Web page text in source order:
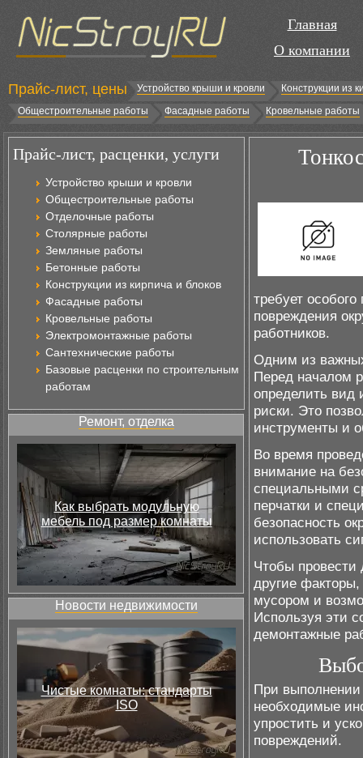
Главная
О компании
Прайс-лист, цены Устройство крыши и кровли
Конструкции из
Общестроительные работы
Фасадные работы Кровельные работы
Прайс-лист, расценки, услуги
Устройство крыши и кровли
Общестроительные работы
Отделочные работы
Столярные работы
Земляные работы
Бетонные работы
Конструкции из кирпича и блоков
Фасадные работы
Кровельные работы
Электромонтажные работы
Сантехнические работы
Базовые расценки по строительным
работам
Ремонт, отделка
Как выбрать модульную
мебель под размер комнаты
Новости недвижимости
Чистые комнаты: стандарты
ISO
требует
повреждения
работников.
Одним из
Перед началом
определить вид
риски. Это
инструменты и
Во время
внимание на
специальными
перчатки и
безопасность
использовать
Чтобы
другие факторы,
мусором и
Используя эти
демонтажные
При
необходимые
упростить и
повреждений.